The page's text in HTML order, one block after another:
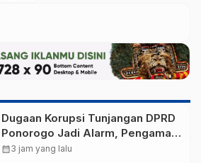
Dugaan Korupsi Tunjangan DPRD
Ponorogo Jadi Alarm, Pengamat
Minta Magetan Perkuat Tata
calendar_month3 jam yang lalu